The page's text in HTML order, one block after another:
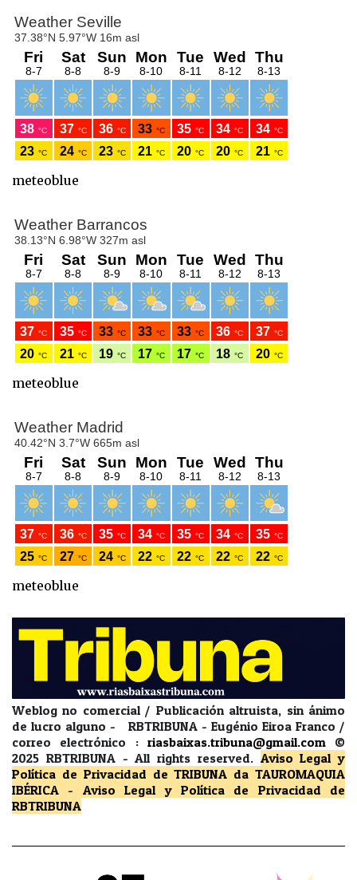
meteoblue
meteoblue
meteoblue
Weblog no comercial / Publicación altruista, sin ánimo
de lucro alguno - RBTRIBUNA - Eugénio Eiroa Franco /
correo electrónico : riasbaixas.tribuna@gmail.com
©
2025 RBTRIBUNA -All rights reserved. Aviso Legal y
Política de Privacidad de TRIBUNA da TAUROMAQUIA
IBÉRICA - Aviso Legal y Política de Privacidad
de
RBTRIBUNA